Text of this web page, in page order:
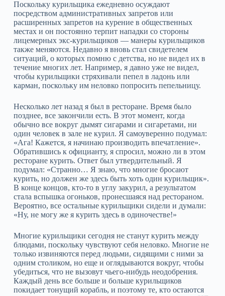
Поскольку курильщика ежедневно осуждают
посредством административных запретов или
расширенных запретов на курение в общественных
местах и он постоянно терпит нападки со стороны
лицемерных экс‑курильщиков — манеры курильщиков
также меняются. Недавно я вновь стал свидетелем
ситуаций, о которых помню с детства, но не видел их в
течение многих лет. Например, я давно уже не видел,
чтобы курильщики стряхивали пепел в ладонь или
карман, поскольку им неловко попросить пепельницу.
Несколько лет назад я был в ресторане. Время было
позднее, все закончили есть. В этот момент, когда
обычно все вокруг дымят сигарами и сигаретами, ни
один человек в зале не курил. Я самоуверенно подумал:
«Ага! Кажется, я начинаю производить впечатление».
Обратившись к официанту, я спросил, можно ли в этом
ресторане курить. Ответ был утвердительный. Я
подумал: «Странно… Я знаю, что многие бросают
курить, но должен же здесь быть хоть один курильщик».
В конце концов, кто‑то в углу закурил, а результатом
стала вспышка огоньков, пронесшаяся над рестораном.
Вероятно, все остальные курильщики сидели и думали:
«Ну, не могу же я курить здесь в одиночестве!»
Многие курильщики сегодня не станут курить между
блюдами, поскольку чувствуют себя неловко. Многие не
только извиняются перед людьми, сидящими с ними за
одним столиком, но еще и оглядываются вокруг, чтобы
убедиться, что не вызовут чьего‑нибудь неодобрения.
Каждый день все больше и больше курильщиков
покидает тонущий корабль, и поэтому те, кто остаются